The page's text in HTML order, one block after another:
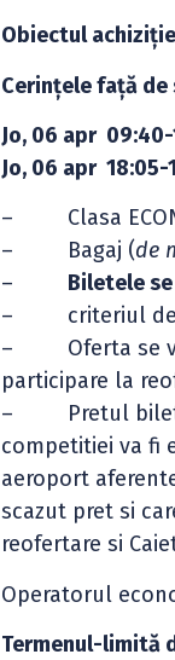
Obiectul
Cerințele față
Jo, 06 apr
Jo, 06 apr
– Clasa
– Bagaj (de
– Biletele
– criteriul de
– Oferta se va
participare la
– Pretul
competitiei va fi
aeroport
scazut pret si
reofertare si
Operatorul
Termenul-limită